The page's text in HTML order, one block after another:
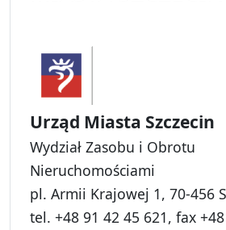
Urząd Miasta Szczecin
Wydział Zasobu i Obrotu
Nieruchomościami
pl. Armii Krajowej 1, 70-456
tel. +48 91 42 45 621, fax